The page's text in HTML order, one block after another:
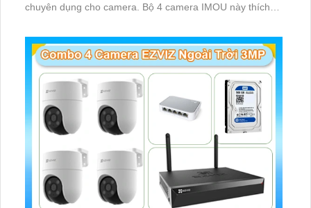
chuyên dụng cho camera. Bộ 4 camera IMOU này thích
cần giám sát ngoài trời